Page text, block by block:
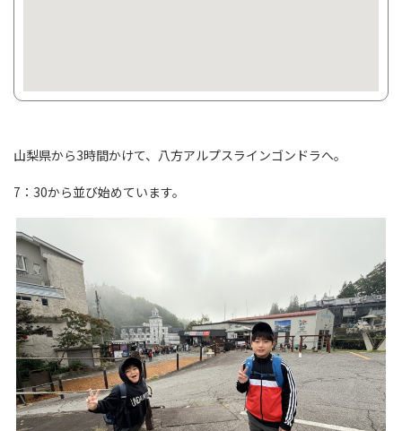
山梨県から3時間かけて、八方アルプスラインゴンドラへ。
7：30から並び始めています。